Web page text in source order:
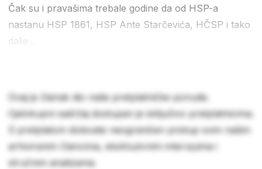
Čak su i pravašima trebale godine da od HSP-a
nastanu HSP 1861, HSP Ante Starčevića, HČSP i tako
dalje...
Ovaj je članak dio naše pretplatničke ponude.
Cjelokupni sadržaj dostupan je isključivo pretplatnicima.
S pretplatom dobivate neograničen pristup svim našim
arhiviranim člancima, ekskluzivnim intervjuima i
stručnim analizama.